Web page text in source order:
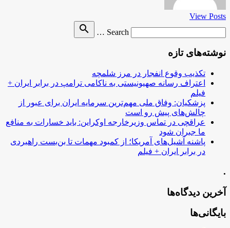
View Posts
Search …
search
نوشته‌های تازه
تکذیب وقوع انفجار در مرز شلمچه
اعتراف رسانه صهیونیستی به ناکامی ترامپ در برابر ایران +
فیلم
پزشکیان: وفاق ملی مهم‌ترین سرمایه ایران برای عبور از
چالش‌های پیش رو است
عراقچی در تماس وزیرخارجه اوکراین: باید خسارات به منافع
ما جبران شود
پاشنه آشیل‌های آمریکا؛ از کمبود مهمات تا بن‌بست راهبردی
در برابر ایران + فیلم
.
آخرین دیدگاه‌ها
بایگانی‌ها